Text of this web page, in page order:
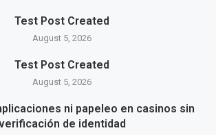
Test Post Created
August 5, 2026
Test Post Created
August 5, 2026
ni papeleo en casinos sin
de identidad